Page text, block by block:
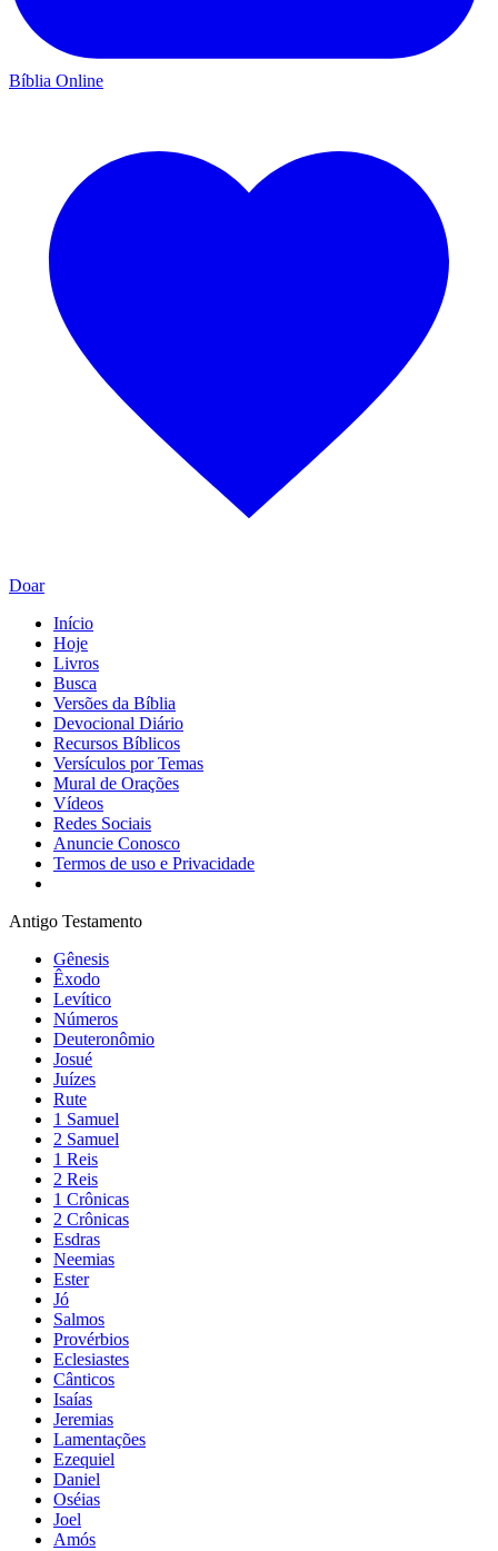
Bíblia Online
Doar
Início
Hoje
Livros
Busca
Versões da Bíblia
Devocional Diário
Recursos Bíblicos
Versículos por Temas
Mural de Orações
Vídeos
Redes Sociais
Anuncie Conosco
Termos de uso e Privacidade
Antigo Testamento
Gênesis
Êxodo
Levítico
Números
Deuteronômio
Josué
Juízes
Rute
1 Samuel
2 Samuel
1 Reis
2 Reis
1 Crônicas
2 Crônicas
Esdras
Neemias
Ester
Jó
Salmos
Provérbios
Eclesiastes
Cânticos
Isaías
Jeremias
Lamentações
Ezequiel
Daniel
Oséias
Joel
Amós